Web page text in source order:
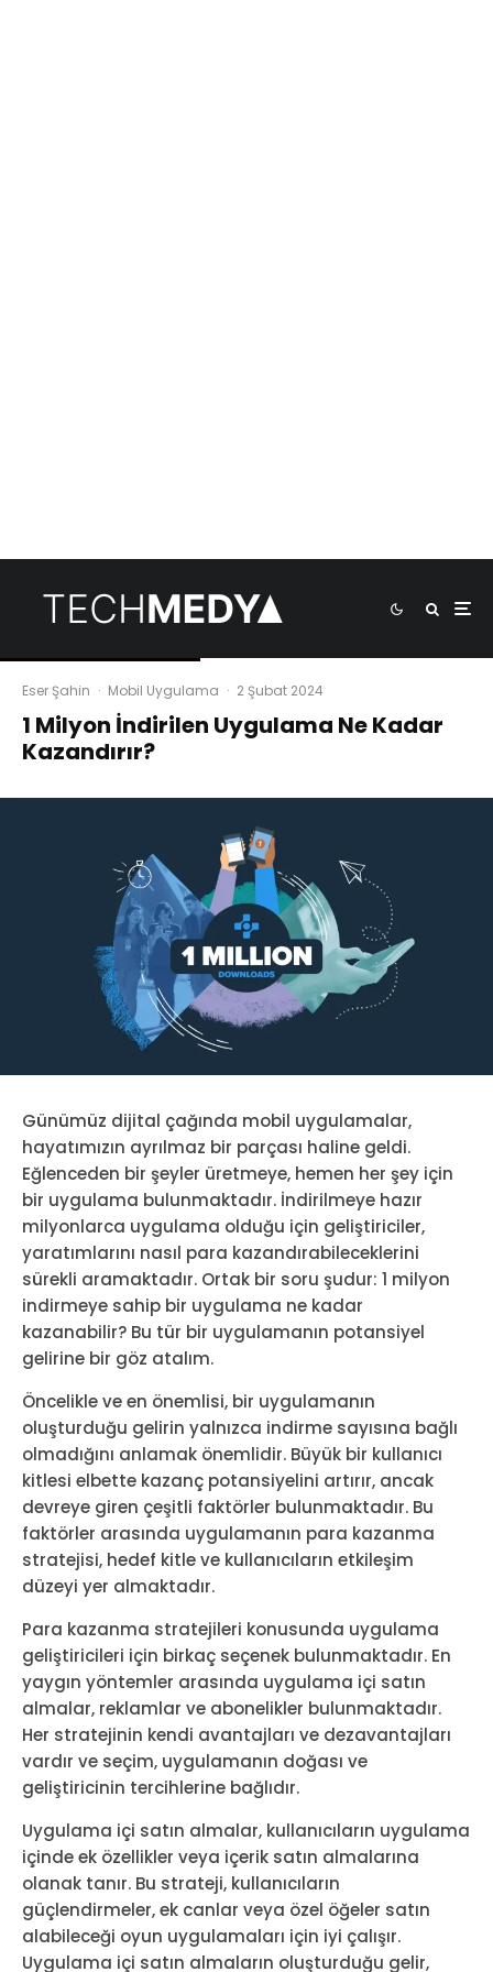
Eser Şahin · Mobil Uygulama · 2 Şubat 2024
1 Milyon İndirilen Uygulama Ne Kadar
Kazandırır?
Günümüz dijital çağında mobil uygulamalar,
hayatımızın ayrılmaz bir parçası haline geldi.
Eğlenceden bir şeyler üretmeye, hemen her şey için
bir uygulama bulunmaktadır. İndirilmeye hazır
milyonlarca uygulama olduğu için geliştiriciler,
yaratımlarını nasıl para kazandırabileceklerini
sürekli aramaktadır. Ortak bir soru şudur: 1 milyon
indirmeye sahip bir uygulama ne kadar
kazanabilir? Bu tür bir uygulamanın potansiyel
gelirine bir göz atalım.
Öncelikle ve en önemlisi, bir uygulamanın
oluşturduğu gelirin yalnızca indirme sayısına bağlı
olmadığını anlamak önemlidir. Büyük bir kullanıcı
kitlesi elbette kazanç potansiyelini artırır, ancak
devreye giren çeşitli faktörler bulunmaktadır. Bu
faktörler arasında uygulamanın para kazanma
stratejisi, hedef kitle ve kullanıcıların etkileşim
düzeyi yer almaktadır.
Para kazanma stratejileri konusunda uygulama
geliştiricileri için birkaç seçenek bulunmaktadır. En
yaygın yöntemler arasında uygulama içi satın
almalar, reklamlar ve abonelikler bulunmaktadır.
Her stratejinin kendi avantajları ve dezavantajları
vardır ve seçim, uygulamanın doğası ve
geliştiricinin tercihlerine bağlıdır.
Uygulama içi satın almalar, kullanıcıların uygulama
içinde ek özellikler veya içerik satın almalarına
olanak tanır. Bu strateji, kullanıcıların
güçlendirmeler, ek canlar veya özel öğeler satın
alabileceği oyun uygulamaları için iyi çalışır.
Uygulama içi satın almaların oluşturduğu gelir,